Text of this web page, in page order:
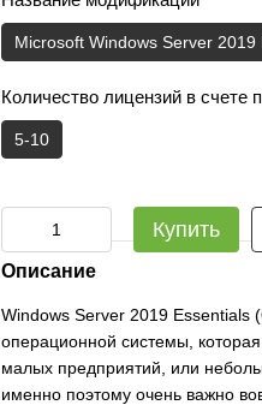
Microsoft Windows Server 2019
Количество лицензий в счете
5-10
Купить
Описание
Windows Server 2019 Essentials
операционной системы,
малых предприятий, или
именно поэтому очень важно